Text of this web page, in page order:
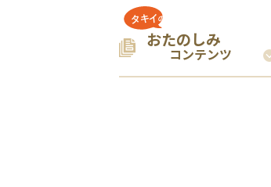
おたのしみ
コンテンツ